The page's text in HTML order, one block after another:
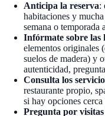
Anticipa la reserva:
habitaciones y
semana o temporada
Infórmate sobre las
elementos originales
suelos de madera) y
autenticidad,
Consulta los
restaurante propio,
si hay opciones
Pregunta por